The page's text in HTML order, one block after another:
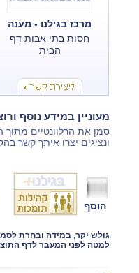
מרכז בגילנו - מענה
מיידי מצוות מקצועי
חסות בתי אבות דף
הבית
מעוניין במידע נוסף
סמן את הרלוונטיים
ונציגים יצרו איתך קשר
הוסף
גולש יקר, במידה ובחרת
למטה לפני המעבר לדף